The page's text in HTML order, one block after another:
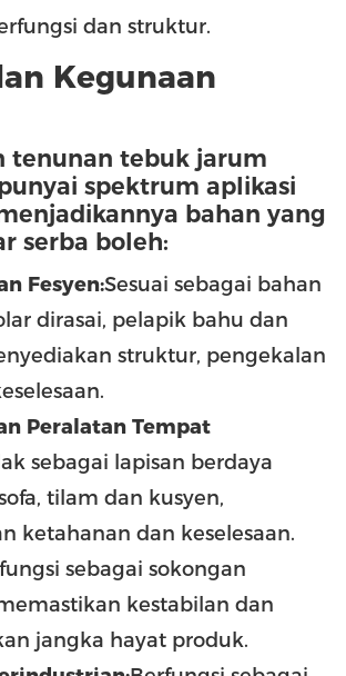
dan struktur.
Kegunaan
tenunan tebuk jarum
spektrum aplikasi
bahan yang
serba boleh:
Fesyen:Sesuai sebagai bahan
dirasai, pelapik bahu dan
struktur, pengekalan
Peralatan Tempat
sebagai lapisan berdaya
tilam dan kusyen,
ketahanan dan keselesaan.
sebagai sokongan
kestabilan dan
jangka hayat produk.